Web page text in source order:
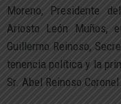
Moreno, Presidente
Ariosto León Muños,
Guillermo Reinoso,
tenencia política y la
Sr. Abel Reinoso Coronel.